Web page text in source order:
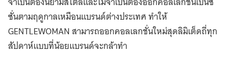
ซั่นตามฤดูกาลเหมือนแบรนด์ต่างประเทศ ทำให้
GENTLEWOMAN สามารถออกคอลเลกชั่นใหม่สุดลิมิเต็ดถี่ทุก
สัปดาห์แบบที่น้อยแบรนด์จะกล้าทำ